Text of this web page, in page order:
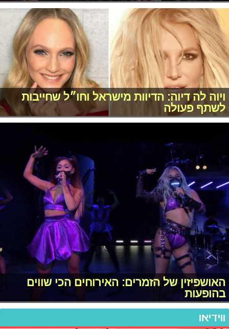
ויוה לה דיוה: הדיוות מישראל וחו״ל שחייבות
לשתף פעולה
האושפיזין של הזמרים: האירוחים הכי שווים
בהופעות
ווידיאו